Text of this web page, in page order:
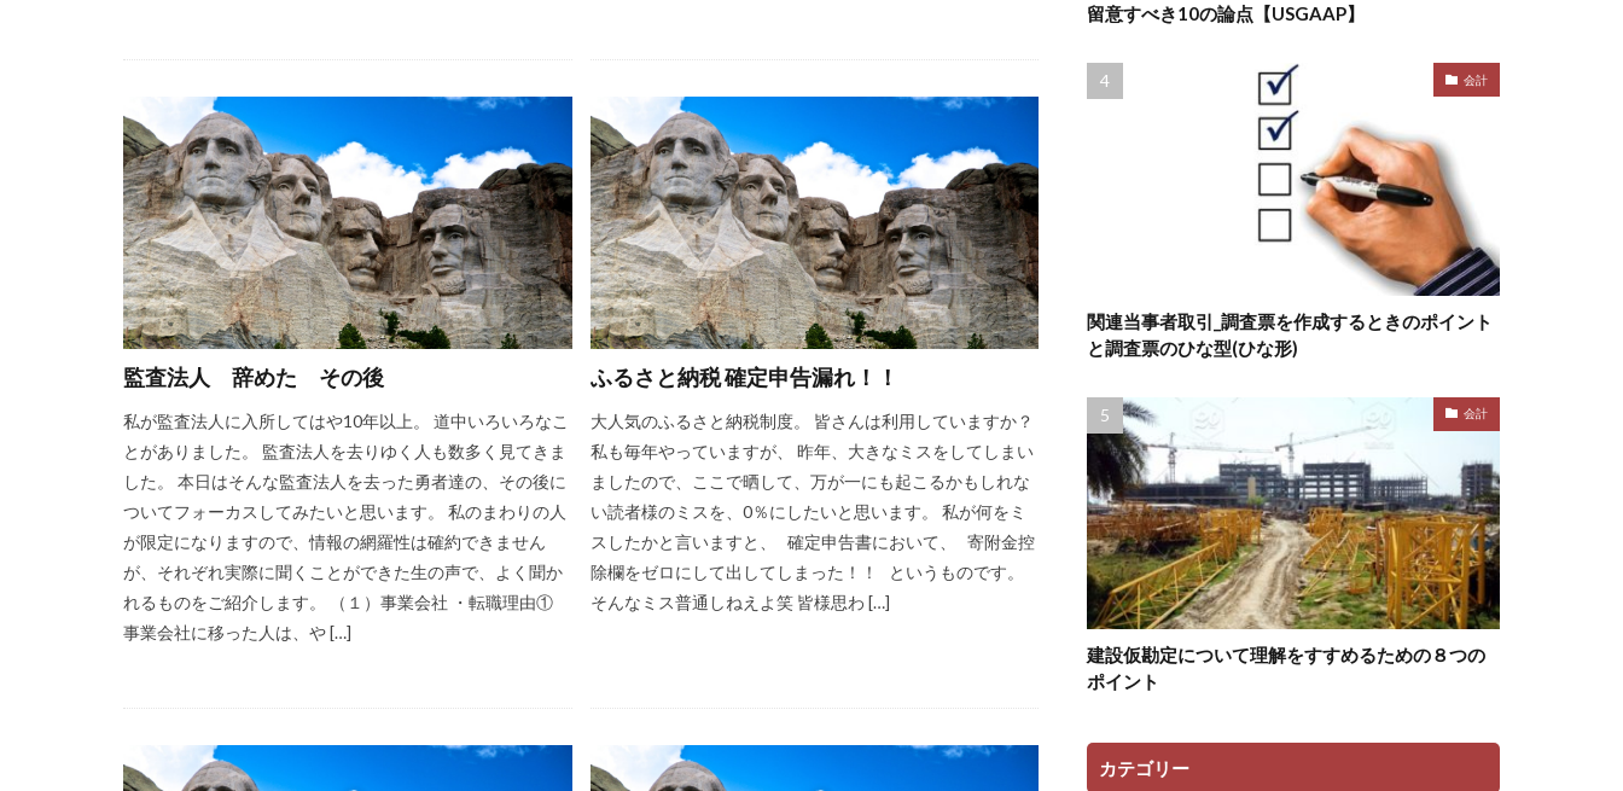
監査法人 辞めた その後
私が監査法人に入所してはや10年以上。 道中いろいろなこ
とがありました。 監査法人を去りゆく人も数多く見てきま
した。 本日はそんな監査法人を去った勇者達の、その後に
ついてフォーカスしてみたいと思います。 私のまわりの人
が限定になりますので、情報の網羅性は確約できません
が、それぞれ実際に聞くことができた生の声で、よく聞か
れるものをご紹介します。 （１）事業会社 ・転職理由①
事業会社に移った人は、や […]
ふるさと納税 確定申告漏れ！！
大人気のふるさと納税制度。 皆さんは利用していますか？
私も毎年やっていますが、 昨年、大きなミスをしてしまい
ましたので、ここで晒して、万が一にも起こるかもしれな
い読者様のミスを、0％にしたいと思います。 私が何をミ
スしたかと言いますと、 確定申告書において、 寄附金控
除欄をゼロにして出してしまった！！ というものです。
そんなミス普通しねえよ笑 皆様思わ […]
留意すべき10の論点【USGAAP】
会計
関連当事者取引_調査票を作成するときのポイント
と調査票のひな型(ひな形)
会計
建設仮勘定について理解をすすめるための８つの
ポイント
カテゴリー